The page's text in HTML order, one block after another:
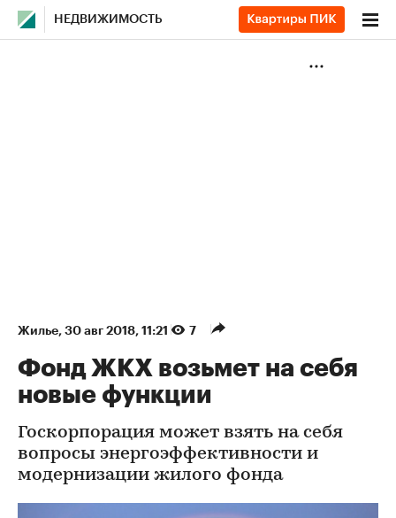
НЕДВИЖИМОСТЬ
Жилье⁠, 30 авг 2018, 11:21 7
Фонд ЖКХ возьмет на себя
новые функции
Госкорпорация может взять на себя
вопросы энергоэффективности и
модернизации жилого фонда